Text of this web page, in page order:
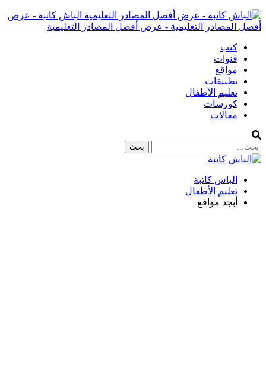
الباش كاتبة - عرض
أفصل المصادر التعليمية - عرض أفضل المصادر التعليمية
كتب
قنوات
مواقع
تطبيقات
تعليم الأطفال
كورسات
مقالات
الباش كاتبة
تعليم الأطفال
أبجد مواقع